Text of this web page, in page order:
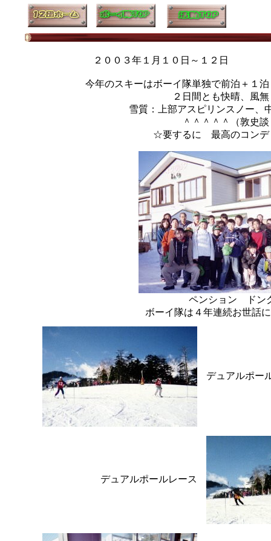
２００３年１月１０日～
今年のスキーはボーイ隊単独で前泊＋１
２日間とも快晴、風
雪質：上部アスピリンスノー、
＾＾＾＾＾（敦史談：片
☆要するに 最高のコンデ
ペンション ドン
ボーイ隊は４年連続お世話
デュアルポー
デュアルポールレース